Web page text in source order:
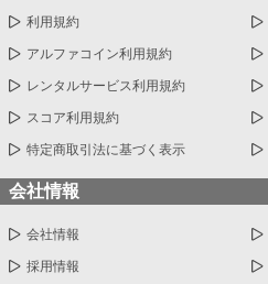
利用規約
アルファコイン利用規約
レンタルサービス利用規約
スコア利用規約
特定商取引法に基づく表示
会社情報
会社情報
採用情報